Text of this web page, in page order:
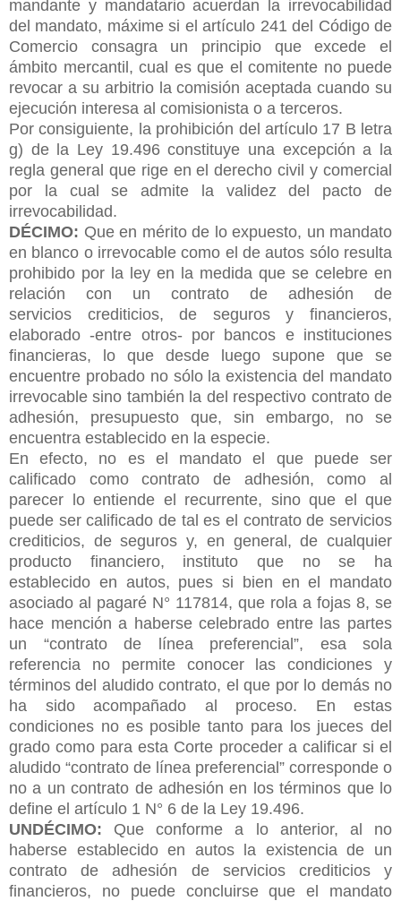
mandante y mandatario acuerdan la irrevocabilidad
del mandato, máxime si el artículo 241 del Código de
Comercio consagra un principio que excede el
ámbito mercantil, cual es que el comitente no puede
revocar a su arbitrio la comisión aceptada cuando su
ejecución interesa al comisionista o a terceros.
Por consiguiente, la prohibición del artículo 17 B letra
g) de la Ley 19.496 constituye una excepción a la
regla general que rige en el derecho civil y comercial
por la cual se admite la validez del pacto de
irrevocabilidad.
DÉCIMO: Que en mérito de lo expuesto, un mandato
en blanco o irrevocable como el de autos sólo resulta
prohibido por la ley en la medida que se celebre en
relación con un contrato de adhesión de
servicios crediticios, de seguros y financieros,
elaborado -entre otros- por bancos e instituciones
financieras, lo que desde luego supone que se
encuentre probado no sólo la existencia del mandato
irrevocable sino también la del respectivo contrato de
adhesión, presupuesto que, sin embargo, no se
encuentra establecido en la especie.
En efecto, no es el mandato el que puede ser
calificado como contrato de adhesión, como al
parecer lo entiende el recurrente, sino que el que
puede ser calificado de tal es el contrato de servicios
crediticios, de seguros y, en general, de cualquier
producto financiero, instituto que no se ha
establecido en autos, pues si bien en el mandato
asociado al pagaré N° 117814, que rola a fojas 8, se
hace mención a haberse celebrado entre las partes
un “contrato de línea preferencial”, esa sola
referencia no permite conocer las condiciones y
términos del aludido contrato, el que por lo demás no
ha sido acompañado al proceso. En estas
condiciones no es posible tanto para los jueces del
grado como para esta Corte proceder a calificar si el
aludido “contrato de línea preferencial” corresponde o
no a un contrato de adhesión en los términos que lo
define el artículo 1 N° 6 de la Ley 19.496.
UNDÉCIMO: Que conforme a lo anterior, al no
haberse establecido en autos la existencia de un
contrato de adhesión de servicios crediticios y
financieros, no puede concluirse que el mandato